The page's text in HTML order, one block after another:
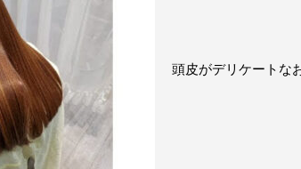
頭皮がデリケートな